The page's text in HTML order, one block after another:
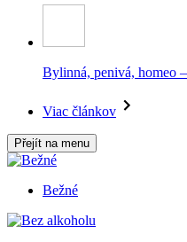
Bylinná, penivá, homeo
Viac článkov
Přejít na menu
Bežné